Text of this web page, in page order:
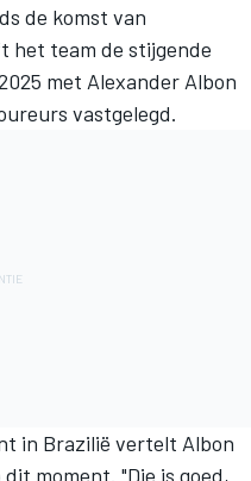
de komst van
het team de stijgende
met Alexander Albon
vastgelegd.
in Brazilië vertelt Albon
moment. "Die is goed,